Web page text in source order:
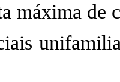
máxima de